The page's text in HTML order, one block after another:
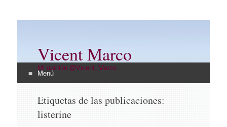
Vicent Marco
Mi opinión @Vicent_Marco
Menú
contenido
Etiquetas de las publicaciones:
listerine